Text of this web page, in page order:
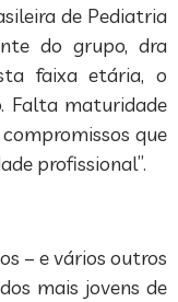
de Pediatria
do grupo, dra
faixa etária, o
Falta maturidade
que
profissional”.
– e vários outros
mais jovens de